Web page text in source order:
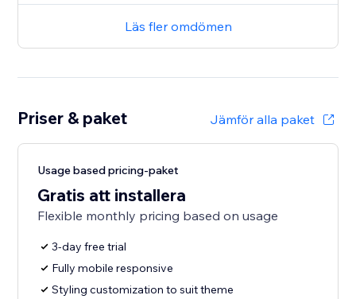
Läs fler omdömen
Priser & paket Jämför alla paket
Usage based pricing-paket
Gratis att installera
Flexible monthly pricing based on usage
3-day free trial
Fully mobile responsive
Styling customization to suit theme